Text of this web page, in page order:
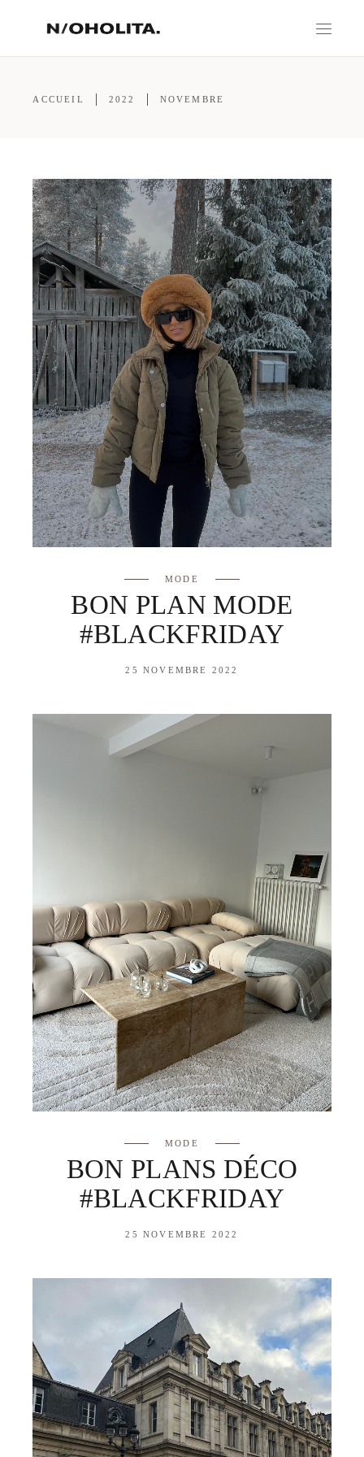
ACCUEIL 2022 NOVEMBRE
MODE
BON PLAN MODE
#BLACKFRIDAY
25 NOVEMBRE 2022
MODE
BON PLANS DÉCO
#BLACKFRIDAY
25 NOVEMBRE 2022